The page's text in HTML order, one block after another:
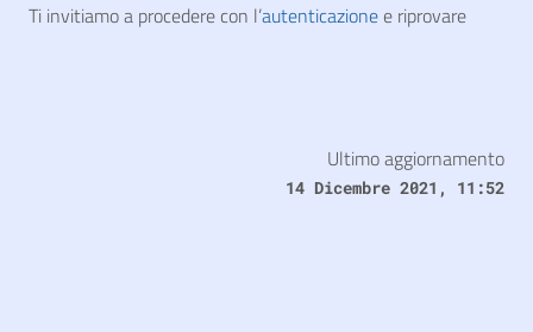
Ti invitiamo a procedere con l’autenticazionee riprovare
Ultimo aggiornamento
14 Dicembre 2021, 11:52